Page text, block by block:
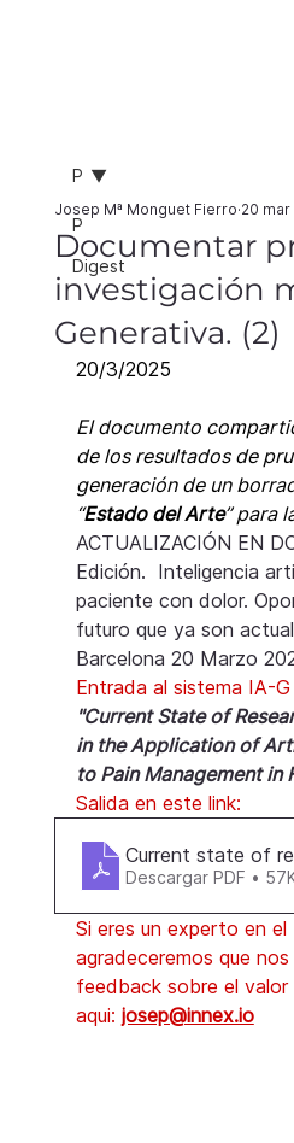
P
Digest
P
Documentar
investigación
Generativa. (2)
Josep Mª Monguet Fierro 20 mar
20/3/2025
El documento
de los resultados de
generación de un
“Estado del Arte” para
ACTUALIZACIÓN EN
Edición.  Inteligencia
paciente con dolor.
futuro que ya son
Barcelona 20 Marzo
Entrada al sistema IA-
"Current State of
in the Application of
to Pain Management in
Salida en este link:
Current state of
Descargar PDF •
Si eres un experto en
agradeceremos que
feedback sobre el
aqui: josep@innex.io